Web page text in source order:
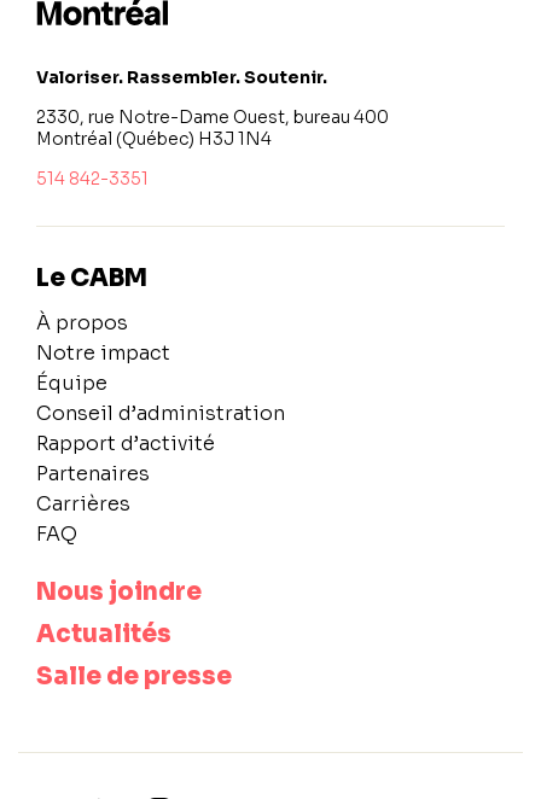
Valoriser. Rassembler. Soutenir.
2330, rue Notre-Dame Ouest, bureau 400
Montréal (Québec) H3J 1N4
514 842-3351
Le CABM
À propos
Notre impact
Équipe
Conseil d’administration
Rapport d’activité
Partenaires
Carrières
FAQ
Nous joindre
Actualités
Salle de presse